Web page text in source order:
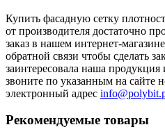
Купить фасадную сетку
от производителя достаточно
заказ в нашем интернет-
обратной связи чтобы сделать
заинтересовала наша
звоните по указанным на сайте
электронный адрес
Рекомендуемые товары